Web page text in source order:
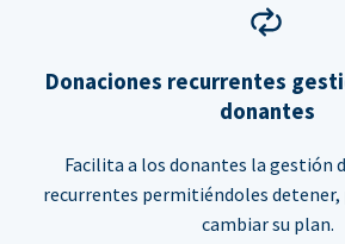
Donaciones recurrentes
donantes
Facilita a los donantes la gestión
recurrentes permitiéndoles detener,
cambiar su plan.